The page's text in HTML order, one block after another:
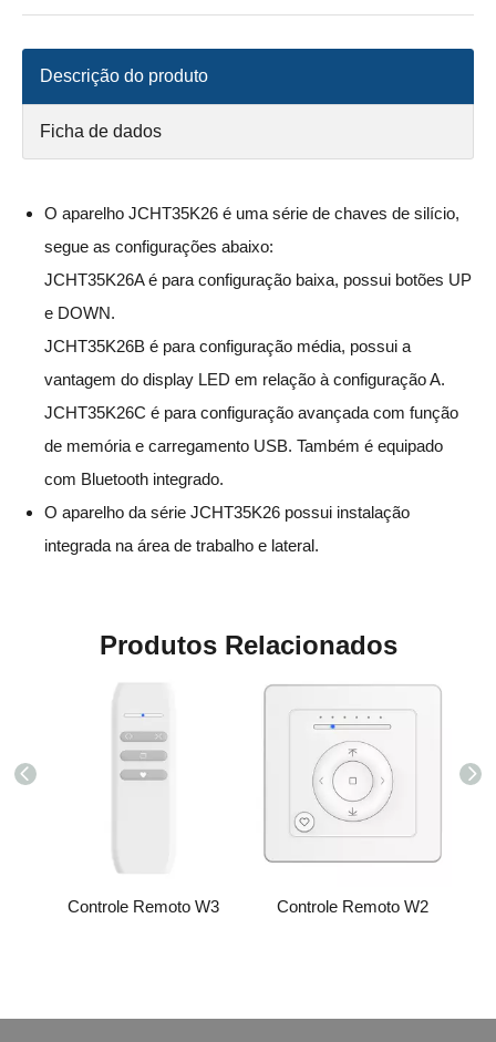
Descrição do produto
Ficha de dados
O aparelho JCHT35K26 é uma série de chaves de silício,
segue as configurações abaixo:
JCHT35K26A é para configuração baixa, possui botões UP
e DOWN.
JCHT35K26B é para configuração média, possui a
vantagem do display LED em relação à configuração A.
JCHT35K26C é para configuração avançada com função
de memória e carregamento USB. Também é equipado
com Bluetooth integrado.
O aparelho da série JCHT35K26 possui instalação
integrada na área de trabalho e lateral.
Produtos Relacionados
Controle Remoto W3 Controle Remoto W2